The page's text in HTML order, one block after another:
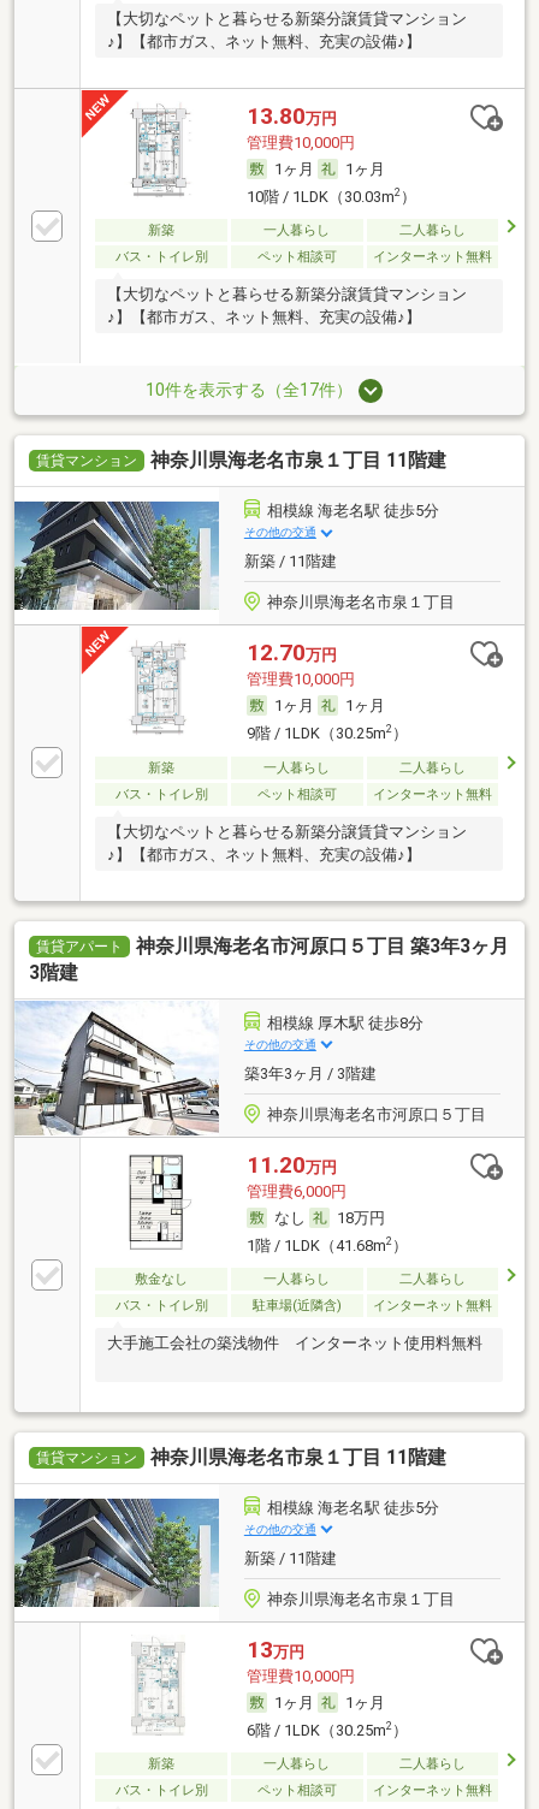
【大切なペットと暮らせる新築分譲賃貸マンション
♪】【都市ガス、ネット無料、充実の設備♪】
13.80万円
管理費10,000円
1ヶ月
1ヶ月
10階 / 1LDK（30.03m2）
新築 一人暮らし
二人暮らし
バス・トイレ別
ペット相談可 インターネット無料
【大切なペットと暮らせる新築分譲賃貸マンション
♪】【都市ガス、ネット無料、充実の設備♪】
10件を表示する（全17件）
賃貸マンション 神奈川県海老名市泉１丁目 11階建
相模線 海老名駅 徒歩5分
その他の交通
新築 / 11階建
神奈川県海老名市泉１丁目
12.70万円
管理費10,000円
1ヶ月
1ヶ月
9階 / 1LDK（30.25m2）
新築 一人暮らし
二人暮らし
バス・トイレ別
ペット相談可 インターネット無料
【大切なペットと暮らせる新築分譲賃貸マンション
♪】【都市ガス、ネット無料、充実の設備♪】
賃貸アパート
神奈川県海老名市河原口５丁目 築3年3ヶ月
3階建
相模線 厚木駅 徒歩8分
その他の交通
築3年3ヶ月 / 3階建
神奈川県海老名市河原口５丁目
11.20万円
管理費6,000円
なし
18万円
1階 / 1LDK（41.68m2）
敷金なし 一人暮らし
二人暮らし
バス・トイレ別
駐車場(近隣含) インターネット無料
大手施工会社の築浅物件 インターネット使用料無料
賃貸マンション 神奈川県海老名市泉１丁目 11階建
相模線 海老名駅 徒歩5分
その他の交通
新築 / 11階建
神奈川県海老名市泉１丁目
13万円
管理費10,000円
1ヶ月
1ヶ月
6階 / 1LDK（30.25m2）
新築 一人暮らし
二人暮らし
バス・トイレ別
ペット相談可 インターネット無料